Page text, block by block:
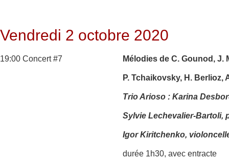
Vendredi 2 octobre 2020
19:00 Concert #7 Mélodies de C. Gounod, J.
P. Tchaikovsky, H. Berlioz,
Trio Arioso : Karina
Sylvie Lechevalier-Bartoli,
Igor Kiritchenko,
durée 1h30, avec entracte